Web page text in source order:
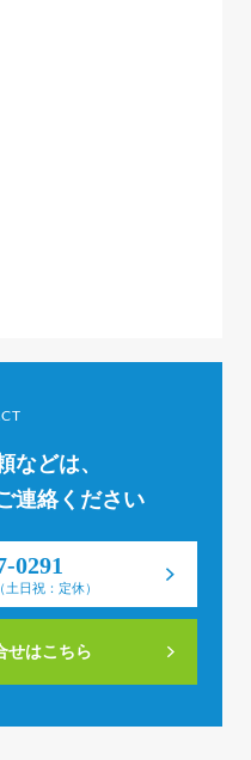
などは、
連絡ください
0291
日祝：定休）
せはこちら